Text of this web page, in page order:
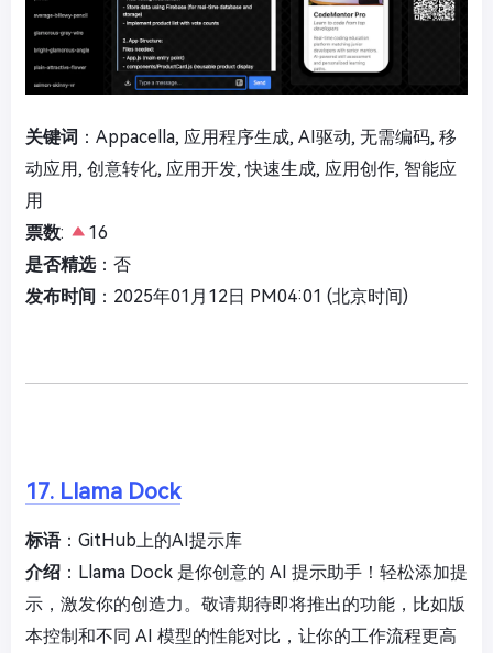
关键词 ：Appacella, 应用程序生成, AI驱动, 无需编码, 移
动应用, 创意转化, 应用开发, 快速生成, 应用创作, 智能应
用
票数:
16
是否精选：否
发布时间 ：2025年01月12日 PM04:01 (北京时间)
17. Llama Dock
标语：GitHub上的AI提示库
介绍 ：Llama Dock 是你创意的 AI 提示助手！轻松添加提
示，激发你的创造力。敬请期待即将推出的功能，比如版
本控制和不同 AI 模型的性能对比，让你的工作流程更高